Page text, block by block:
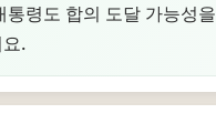
통령도 합의 도달 가능성을
.